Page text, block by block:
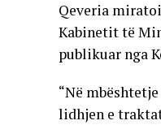
Qeveria
Kabinetit të
publikuar nga
“Në
lidhjen e